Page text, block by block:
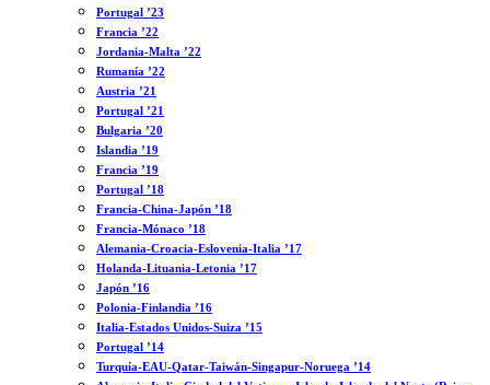
Portugal ’23
Francia ’22
Jordania-Malta ’22
Rumanía ’22
Austria ’21
Portugal ’21
Bulgaria ’20
Islandia ’19
Francia ’19
Portugal ’18
Francia-China-Japón ’18
Francia-Mónaco ’18
Alemania-Croacia-Eslovenia-Italia ’17
Holanda-Lituania-Letonia ’17
Japón ’16
Polonia-Finlandia ’16
Italia-Estados Unidos-Suiza ’15
Portugal ’14
Turquía-EAU-Qatar-Taiwán-Singapur-Noruega ’14